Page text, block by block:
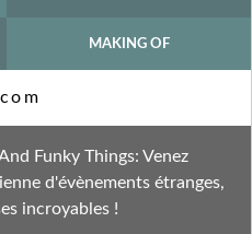
MAKING OF
Funky Things: Venez
d'évènements étranges,
incroyables !